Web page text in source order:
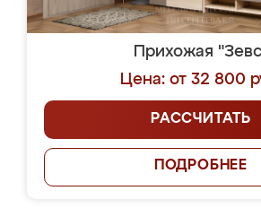
Прихожая
Цена: от 32 800
РАССЧИТАТЬ
ПОДРОБНЕЕ